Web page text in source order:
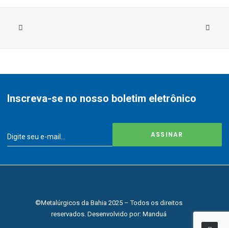
Inscreva-se no nosso boletim eletrônico
©Metalúrgicos da Bahia 2025 – Todos os direitos
reservados. Desenvolvido por:Manduá